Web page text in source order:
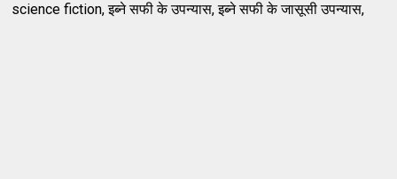
science fiction, इब्ने सफी के उपन्यास, इब्ने सफी के जासूसी उपन्‍यास,